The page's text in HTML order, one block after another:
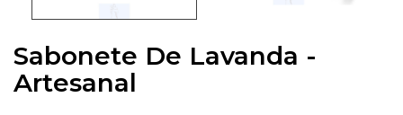
Sabonete De Lavanda -
Artesanal